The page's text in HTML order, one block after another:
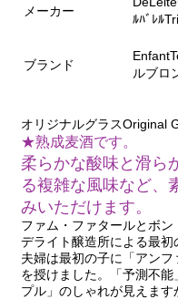
メーカー
ﾙﾊﾞﾚﾙ
ブランド
ルブロ
オリジナルグラスOriginal
★熟成麦酒です。
柔らかな酸味と滑ら
る複雑な風味など、
みいただけます。
ファム・ファタールとボン
デライト醸造所による最初
夫婦は最初の子に「アン
を授けました。「予測不
プル」のしゃれが見えま